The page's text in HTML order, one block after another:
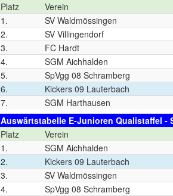
Platz
Verein
1.
SV Waldmössingen
2.
SV Villingendorf
3.
FC Hardt
4.
SGM Aichhalden
5.
SpVgg 08 Schramberg
6.
Kickers 09 Lauterbach
7.
SGM Harthausen
Auswärtstabelle E-Junioren Qualistaffel -
Platz
Verein
1.
SGM Aichhalden
2.
Kickers 09 Lauterbach
3.
SV Waldmössingen
4.
SpVgg 08 Schramberg